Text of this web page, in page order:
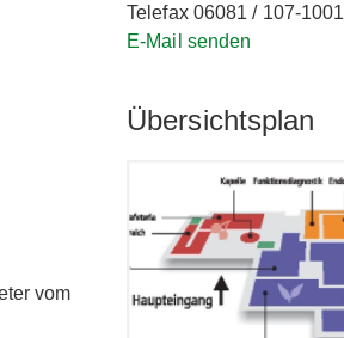
vom
Telefax 06081 / 107-1001
E-Mail senden
Übersichtsplan